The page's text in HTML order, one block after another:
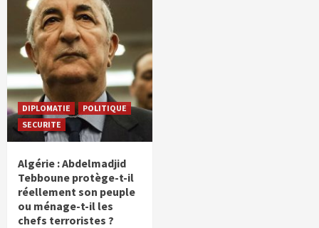
DIPLOMATIE
POLITIQUE
SECURITE
Algérie : Abdelmadjid
Tebboune protège-t-il
réellement son peuple
ou ménage-t-il les
chefs terroristes ?